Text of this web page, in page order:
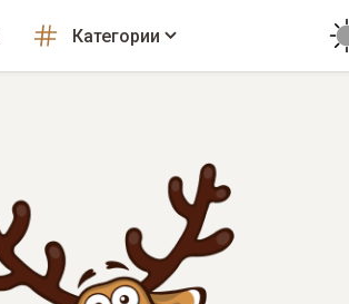
Категории